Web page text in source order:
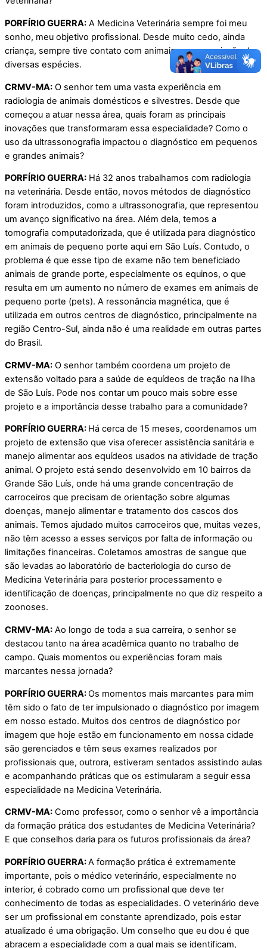
PORFÍRIO GUERRA: A Medicina Veterinária sempre foi meu
sonho, meu objetivo profissional. Desde muito cedo, ainda
criança, sempre tive contato com animais e com a criação de
diversas espécies.
CRMV-MA: O senhor tem uma vasta experiência em
radiologia de animais domésticos e silvestres. Desde que
começou a atuar nessa área, quais foram as principais
inovações que transformaram essa especialidade? Como o
uso da ultrassonografia impactou o diagnóstico em pequenos
e grandes animais?
PORFÍRIO GUERRA: Há 32 anos trabalhamos com radiologia
na veterinária. Desde então, novos métodos de diagnóstico
foram introduzidos, como a ultrassonografia, que representou
um avanço significativo na área. Além dela, temos a
tomografia computadorizada, que é utilizada para diagnóstico
em animais de pequeno porte aqui em São Luís. Contudo, o
problema é que esse tipo de exame não tem beneficiado
animais de grande porte, especialmente os equinos, o que
resulta em um aumento no número de exames em animais de
pequeno porte (pets). A ressonância magnética, que é
utilizada em outros centros de diagnóstico, principalmente na
região Centro-Sul, ainda não é uma realidade em outras partes
do Brasil.
CRMV-MA: O senhor também coordena um projeto de
extensão voltado para a saúde de equídeos de tração na Ilha
de São Luís. Pode nos contar um pouco mais sobre esse
projeto e a importância desse trabalho para a comunidade?
PORFÍRIO GUERRA: Há cerca de 15 meses, coordenamos um
projeto de extensão que visa oferecer assistência sanitária e
manejo alimentar aos equídeos usados na atividade de tração
animal. O projeto está sendo desenvolvido em 10 bairros da
Grande São Luís, onde há uma grande concentração de
carroceiros que precisam de orientação sobre algumas
doenças, manejo alimentar e tratamento dos cascos dos
animais. Temos ajudado muitos carroceiros que, muitas vezes,
não têm acesso a esses serviços por falta de informação ou
limitações financeiras. Coletamos amostras de sangue que
são levadas ao laboratório de bacteriologia do curso de
Medicina Veterinária para posterior processamento e
identificação de doenças, principalmente no que diz respeito a
zoonoses.
CRMV-MA: Ao longo de toda a sua carreira, o senhor se
destacou tanto na área acadêmica quanto no trabalho de
campo. Quais momentos ou experiências foram mais
marcantes nessa jornada?
PORFÍRIO GUERRA:Os momentos mais marcantes para mim
têm sido o fato de ter impulsionado o diagnóstico por imagem
em nosso estado. Muitos dos centros de diagnóstico por
imagem que hoje estão em funcionamento em nossa cidade
são gerenciados e têm seus exames realizados por
profissionais que, outrora, estiveram sentados assistindo aulas
e acompanhando práticas que os estimularam a seguir essa
especialidade na Medicina Veterinária.
CRMV-MA: Como professor, como o senhor vê a importância
da formação prática dos estudantes de Medicina Veterinária?
E que conselhos daria para os futuros profissionais da área?
PORFÍRIO GUERRA:A formação prática é extremamente
importante, pois o médico veterinário, especialmente no
interior, é cobrado como um profissional que deve ter
conhecimento de todas as especialidades. O veterinário deve
ser um profissional em constante aprendizado, pois estar
atualizado é uma obrigação. Um conselho que eu dou é que
abracem a especialidade com a qual mais se identificam,